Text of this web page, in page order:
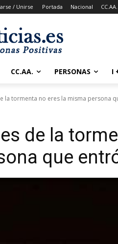
/ Unirse Portada Nacional CC.AA.
CC.AA. PERSONAS I
la tormenta no eres la misma persona
de la
que